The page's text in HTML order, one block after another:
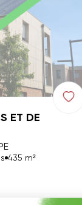
ET DE
435 m²